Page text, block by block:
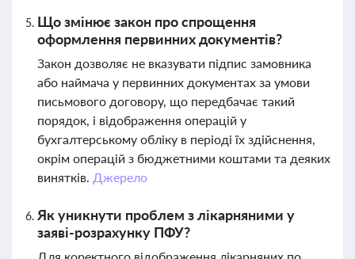
Що змінює закон про спрощення
оформлення первинних документів?
Закон дозволяє не вказувати підпис замовника
або наймача у первинних документах за умови
письмового договору, що передбачає такий
порядок, і відображення операцій у
бухгалтерському обліку в періоді їх здійснення,
окрім операцій з бюджетними коштами та деяких
винятків. Джерело
Як уникнути проблем з лікарняними у
заяві-розрахунку ПФУ?